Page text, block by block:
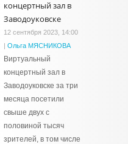
концертный зал в
Заводоуковске
12 сентября 2023, 14:00
| Ольга МЯСНИКОВА
Виртуальный
концертный зал в
Заводоуковске за три
месяца посетили
свыше двух с
половиной тысяч
зрителей, в том числе